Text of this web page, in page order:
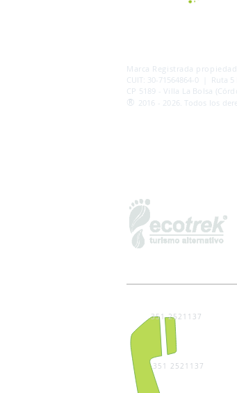
Marca Registrada propiedad
CUIT: 30-71564864-0 | Ruta
CP 5189 - Villa La Bolsa
® 2016 - 2026. Todos los
351 2521137
351 2521137